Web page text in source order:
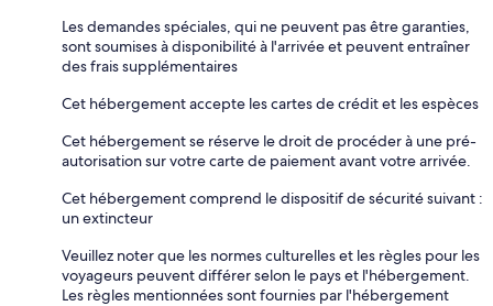
Les demandes spéciales, qui ne peuvent pas être garanties,
sont soumises à disponibilité à l'arrivée et peuvent entraîner
des frais supplémentaires
Cet hébergement accepte les cartes de crédit et les espèces
Cet hébergement se réserve le droit de procéder à une pré-
autorisation sur votre carte de paiement avant votre arrivée.
Cet hébergement comprend le dispositif de sécurité suivant :
un extincteur
Veuillez noter que les normes culturelles et les règles pour les
voyageurs peuvent différer selon le pays et l'hébergement.
Les règles mentionnées sont fournies par l'hébergement